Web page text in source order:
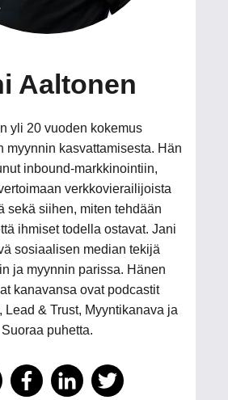
Aaltonen
yli 20 vuoden kokemus
myynnin kasvattamisesta. Hän
inbound-markkinointiin,
verkkovierailijoista
sekä siihen, miten tehdään
ihmiset todella ostavat. Jani
sosiaalisen median tekijä
ja myynnin parissa. Hänen
kanavansa ovat podcastit
Lead & Trust, Myyntikanava ja
Suoraa puhetta.